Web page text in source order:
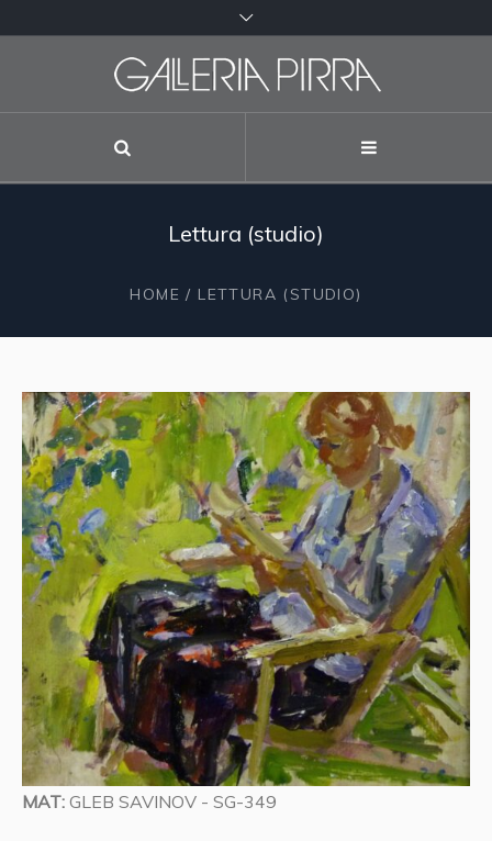
Lettura (studio)
HOME / LETTURA (STUDIO)
MAT: GLEB SAVINOV - SG-349